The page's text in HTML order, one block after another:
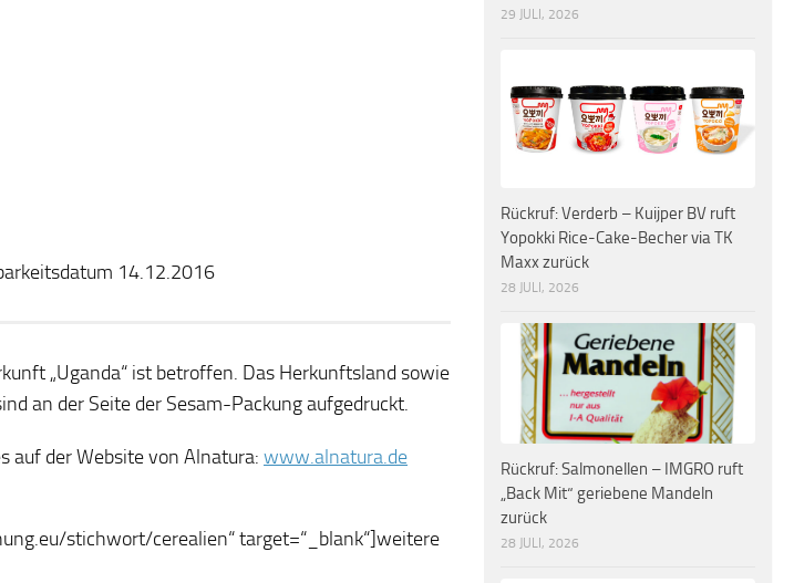
14.12.2016
„Uganda“ ist betroffen. Das Herkunftsland sowie
an der Seite der Sesam-Packung aufgedruckt.
auf der Website von Alnatura: www.alnatura.de
stichwort/cerealien“ target=“_blank“]weitere
29 JULI, 2026
Rückruf: Verderb – Kuijper BV ruft
Yopokki Rice-Cake-Becher via TK
Maxx zurück
28 JULI, 2026
Rückruf: Salmonellen – IMGRO ruft
„Back Mit“ geriebene Mandeln
zurück
28 JULI, 2026